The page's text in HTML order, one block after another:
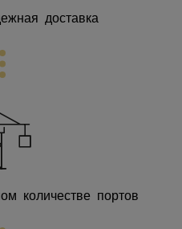
доставка
количестве портов